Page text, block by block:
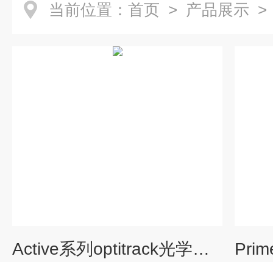
当前位置： 首页 > 产品展示
Active系列optitrack光学动作捕捉系统